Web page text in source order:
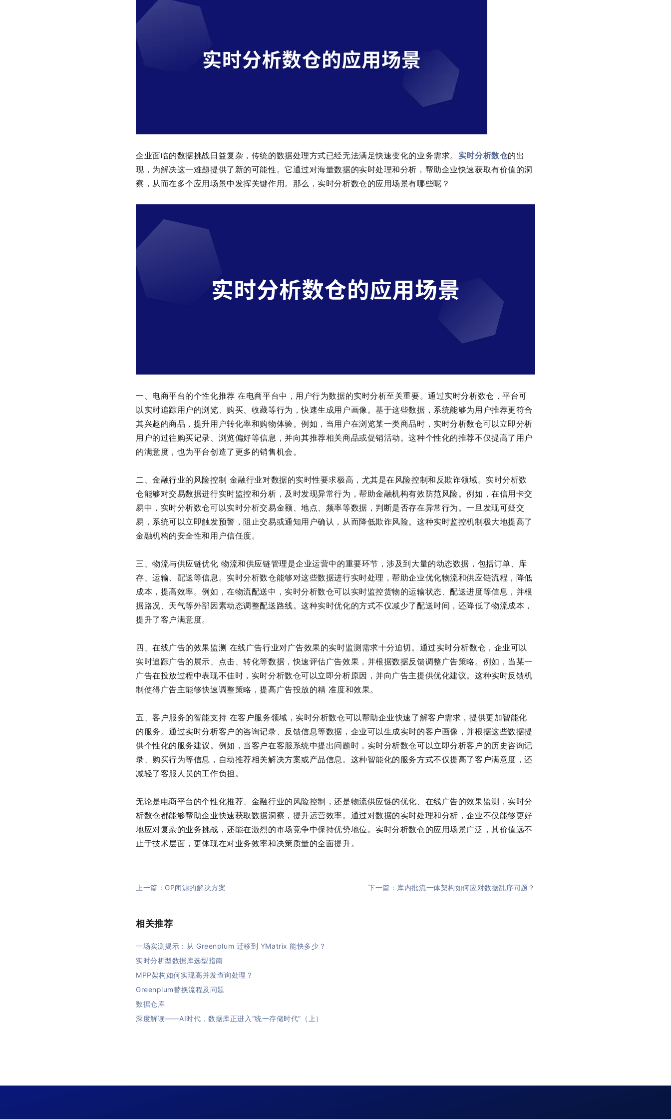
企业面临的数据挑战日益复杂，传统的数据处理方式已经无法满足快速变化的业务需求。 实时分析数仓的出
现，为解决这一难题提供了新的可能性。它通过对海量数据的实时处理和分析，帮助企业快速获取有价值的洞
察，从而在多个应用场景中发挥关键作用。那么，实时分析数仓的应用场景有哪些呢？
一、电商平台的个性化推荐 在电商平台中，用户行为数据的实时分析至关重要。通过实时分析数仓，平台可
以实时追踪用户的浏览、购买、收藏等行为，快速生成用户画像。基于这些数据，系统能够为用户推荐更符合
其兴趣的商品，提升用户转化率和购物体验。例如，当用户在浏览某一类商品时，实时分析数仓可以立即分析
用户的过往购买记录、浏览偏好等信息，并向其推荐相关商品或促销活动。这种个性化的推荐不仅提高了用户
的满意度，也为平台创造了更多的销售机会。
二、金融行业的风险控制 金融行业对数据的实时性要求极高，尤其是在风险控制和反欺诈领域。实时分析数
仓能够对交易数据进行实时监控和分析，及时发现异常行为，帮助金融机构有效防范风险。例如，在信用卡交
易中，实时分析数仓可以实时分析交易金额、地点、频率等数据，判断是否存在异常行为。一旦发现可疑交
易，系统可以立即触发预警，阻止交易或通知用户确认，从而降低欺诈风险。这种实时监控机制极大地提高了
金融机构的安全性和用户信任度。
三、物流与供应链优化 物流和供应链管理是企业运营中的重要环节，涉及到大量的动态数据，包括订单、库
存、运输、配送等信息。实时分析数仓能够对这些数据进行实时处理，帮助企业优化物流和供应链流程，降低
成本，提高效率。例如，在物流配送中，实时分析数仓可以实时监控货物的运输状态、配送进度等信息，并根
据路况、天气等外部因素动态调整配送路线。这种实时优化的方式不仅减少了配送时间，还降低了物流成本，
提升了客户满意度。
四、在线广告的效果监测 在线广告行业对广告效果的实时监测需求十分迫切。通过实时分析数仓，企业可以
实时追踪广告的展示、点击、转化等数据，快速评估广告效果，并根据数据反馈调整广告策略。例如，当某一
广告在投放过程中表现不佳时，实时分析数仓可以立即分析原因，并向广告主提供优化建议。这种实时反馈机
制使得广告主能够快速调整策略，提高广告投放的精 准度和效果。
五、客户服务的智能支持 在客户服务领域，实时分析数仓可以帮助企业快速了解客户需求，提供更加智能化
的服务。通过实时分析客户的咨询记录、反馈信息等数据，企业可以生成实时的客户画像，并根据这些数据提
供个性化的服务建议。例如，当客户在客服系统中提出问题时，实时分析数仓可以立即分析客户的历史咨询记
录、购买行为等信息，自动推荐相关解决方案或产品信息。这种智能化的服务方式不仅提高了客户满意度，还
减轻了客服人员的工作负担。
无论是电商平台的个性化推荐、金融行业的风险控制，还是物流供应链的优化、在线广告的效果监测，实时分
析数仓都能够帮助企业快速获取数据洞察，提升运营效率。通过对数据的实时处理和分析，企业不仅能够更好
地应对复杂的业务挑战，还能在激烈的市场竞争中保持优势地位。实时分析数仓的应用场景广泛，其价值远不
止于技术层面，更体现在对业务效率和决策质量的全面提升。
上一篇：GP闭源的解决方案 下一篇：库内批流一体架构如何应对数据乱序问题？
相关推荐
一场实测揭示：从 Greenplum 迁移到 YMatrix 能快多少？
实时分析型数据库选型指南
MPP架构如何实现高并发查询处理？
Greenplum替换流程及问题
数据仓库
深度解读——AI时代，数据库正进入“统一存储时代”（上）